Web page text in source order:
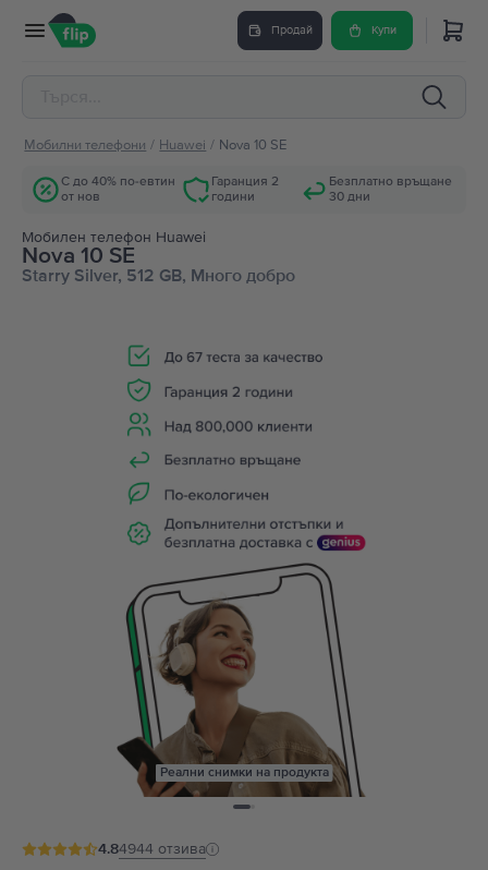
Продай Купи
Мобилни телефони / Huawei / Nova 10 SE
С до 40% по-евтин
от нов
Гаранция 2
години
Безплатно връщане
30 дни
Мобилен телефон Huawei
Nova 10 SE
Starry Silver, 512 GB, Много добро
Реални снимки на продукта
4.84944 отзива